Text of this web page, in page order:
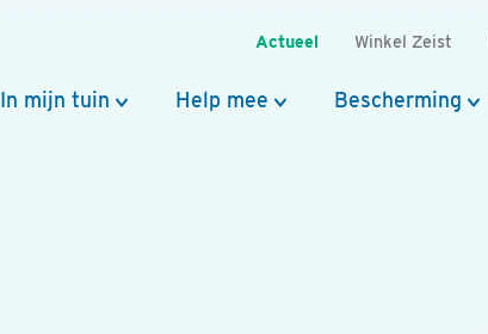
Actueel Winkel Zeist
In mijn tuin Help mee Bescherming